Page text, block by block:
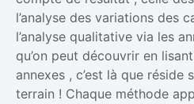
l’analyse des variations des
l’analyse qualitative via les
qu’on peut découvrir en
annexes , c’est là que réside
terrain ! Chaque méthode